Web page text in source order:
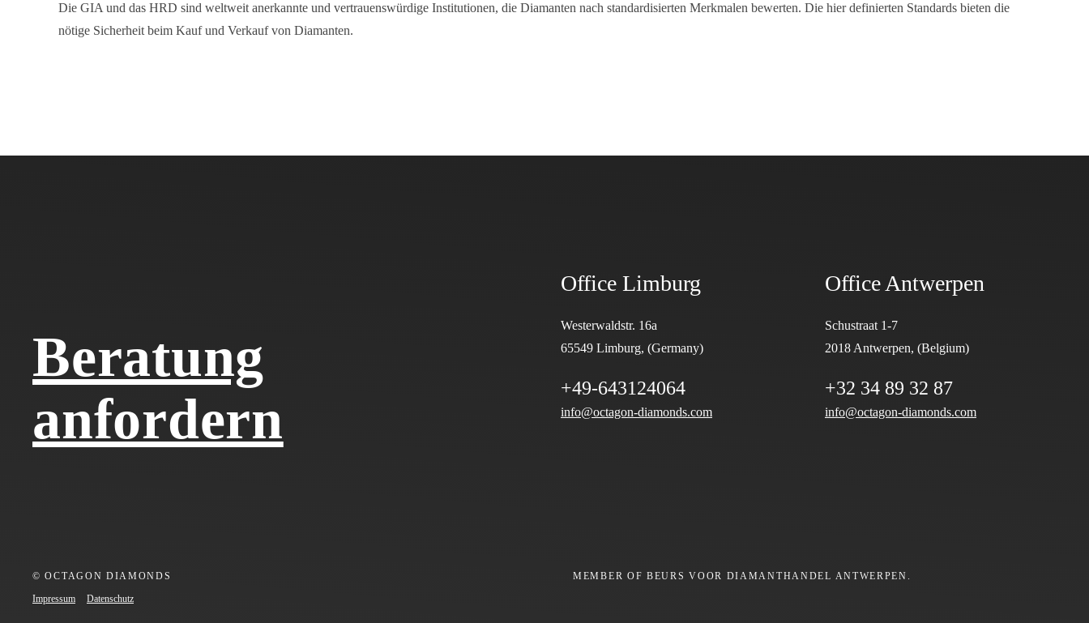
Die GIA und das HRD sind weltweit anerkannte und vertrauenswürdige Institutionen, die Diamanten nach standardisierten Merkmalen bewerten. Die hier definierten Standards bieten die
nötige Sicherheit beim Kauf und Verkauf von Diamanten.
Beratung
anfordern
Office Limburg
Westerwaldstr. 16a
65549 Limburg, (Germany)
+49-643124064
info@octagon-diamonds.com
Office Antwerpen
Schustraat 1-7
2018 Antwerpen, (Belgium)
+32 34 89 32 87
info@octagon-diamonds.com
MEMBER OF BEURS VOOR DIAMANTHANDEL ANTWERPEN.
© OCTAGON DIAMONDS
Impressum
Datenschutz